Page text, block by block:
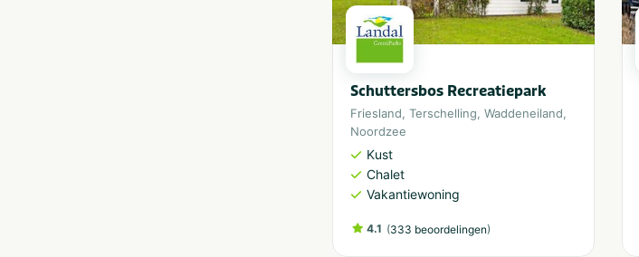
Schuttersbos Recreatiepark
Friesland, Terschelling, Waddeneiland,
Noordzee
Kust
Chalet
Vakantiewoning
4.1 (333 beoordelingen)